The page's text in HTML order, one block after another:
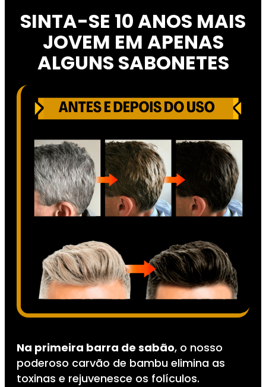
SINTA-SE 10 ANOS MAIS
JOVEM EM APENAS
ALGUNS SABONETES
Na primeira barra de sabão, o nosso
poderoso carvão de bambu elimina as
toxinas e rejuvenesce os folículos.